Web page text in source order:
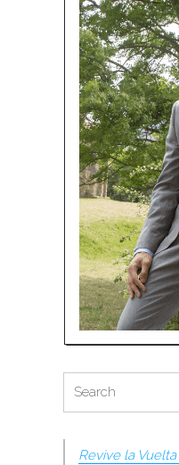
for:
Revive la